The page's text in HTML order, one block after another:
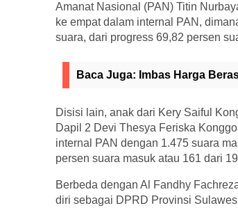
Amanat Nasional (PAN) Titin
ke empat dalam internal PAN,
suara, dari progress 69,82 persen
Baca Juga: Imbas Harga
Disisi lain, anak dari Kery Saiful
Dapil 2 Devi Thesya Feriska
internal PAN dengan 1.475 suara
persen suara masuk atau 161 dari
Berbeda dengan Al Fandhy
diri sebagai DPRD Provinsi